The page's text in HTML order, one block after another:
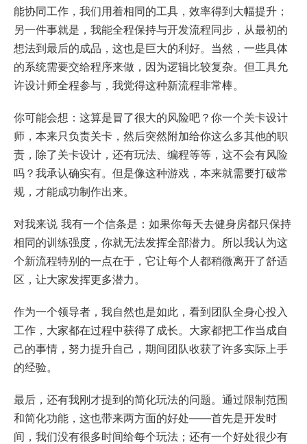
能协同工作，我们用着相同的工具，效率得到大幅提升；
另一件事就是，我能全程保持与开发流程同步，从最初的
想法到最后的成品，这也是巨大的利好。当然，一些具体
的系统需要交给程序来做，因为逻辑比较复杂。但工具允
许设计师全程参与，我觉得这种新流程非常棒。
你可能会想：这算是冒了很大的风险吧？你一个关卡设计
师，本来只负责关卡，然后突然附加给你这么多其他的职
责，除了关卡设计，还有玩法、编程等等，这不会有风险
吗？我承认确实有。但是像这种游戏，本来就需要打破常
规，才能成功制作出来。
对我来说 我有一个信条是：如果你每天去健身房都只保持
相同的训练强度，你就无法发挥全部潜力。所以我认为这
个新流程特别的一点在于，它让每个人都稍微离开了舒适
区，让大家发挥更多潜力。
作为一个领导者，我自然也是如此，看到团队全身心投入
工作，大家都在过程中获得了成长。大家都把工作当成自
己的事情，努力提升自己，期间团队收获了许多实际上手
的经验。
最后，还有我刚才提到的简化玩法的问题。通过限制范围
和简化功能，这也带来两方面的好处——首先是开发时
间，我们没有很多时间给每个玩法；还有一个好处很少有